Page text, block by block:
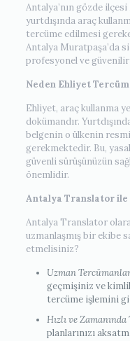
Antalya’nın gözde
yurtdışında araç
tercüme edilmesi
Antalya Muratpaşa’da
profesyonel ve
Neden Ehliyet
Ehliyet, araç kullanma
dokümandır.
belgenin o ülkenin
gerekmektedir. Bu,
güvenli sürüşünüzün
önemlidir.
Antalya Translator
Antalya Translator
uzmanlaşmış bir ekibe
etmelisiniz?
Uzman
geçmişiniz ve
tercüme işlemini
Hızlı ve
planlarınızı